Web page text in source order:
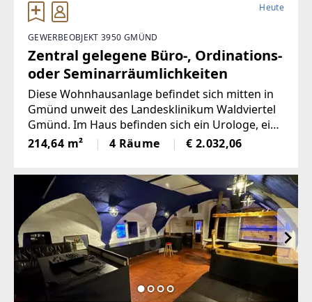
Heute
GEWERBEOBJEKT 3950 GMÜND
Zentral gelegene Büro-, Ordinations-
oder Seminarräumlichkeiten
Diese Wohnhausanlage befindet sich mitten in
Gmünd unweit des Landesklinikum Waldviertel
Gmünd. Im Haus befinden sich ein Urologe, ein
Orthopäde und ein Hautarzt.In der näheren
Umgebung befinden sich Nahversorger, Schule
214,64 m² 4 Räume € 2.032,06